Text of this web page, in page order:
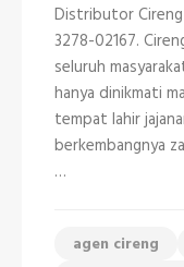
Distributor
3278-02167.
seluruh
hanya dinikmati
tempat lahir
berkembangnya
…
agen cireng